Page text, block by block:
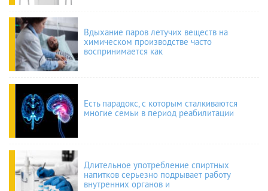
Вдыхание паров летучих веществ на
химическом производстве часто
воспринимается как
Есть парадокс, с которым сталкиваются
многие семьи в период реабилитации
Длительное употребление спиртных
напитков серьезно подрывает работу
внутренних органов и